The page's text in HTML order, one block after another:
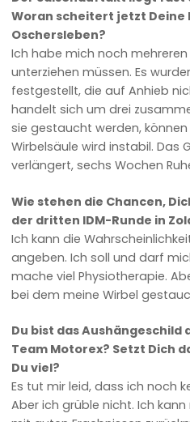
Woran scheitert jetzt Deine
Oschersleben?
Ich habe mich noch
unterziehen müssen. Es
festgestellt, die auf Anhieb
handelt sich um drei
sie gestaucht werden,
Wirbelsäule wird instabil. Das
verlängert, sechs Wochen
Wie stehen die Chancen,
der dritten IDM-Runde in
Ich kann die
angeben. Ich soll und darf
mache viel Physiotherapie.
bei dem meine Wirbel
Du bist das Aushängeschild
Team Motorex? Setzt Dich
Du viel?
Es tut mir leid, dass ich noch
Aber ich grüble nicht. Ich